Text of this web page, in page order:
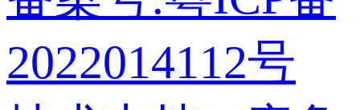
2022014112号